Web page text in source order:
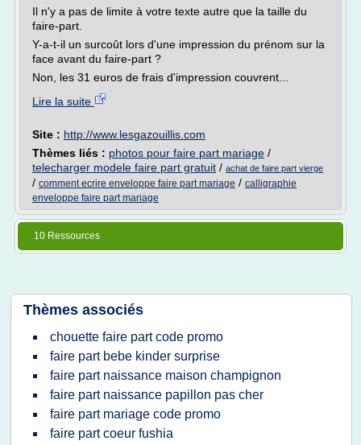
Il n'y a pas de limite à votre texte autre que la taille du
faire-part.
Y-a-t-il un surcoût lors d'une impression du prénom sur la
face avant du faire-part ?
Non, les 31 euros de frais d'impression couvrent...
Lire la suite
Site : http://www.lesgazouillis.com
Thèmes liés : photos pour faire part mariage /
telecharger modele faire part gratuit / achat de faire part vierge
/ comment ecrire enveloppe faire part mariage / calligraphie
enveloppe faire part mariage
10 Ressources
Thèmes associés
chouette faire part code promo
faire part bebe kinder surprise
faire part naissance maison champignon
faire part naissance papillon pas cher
faire part mariage code promo
faire part coeur fushia